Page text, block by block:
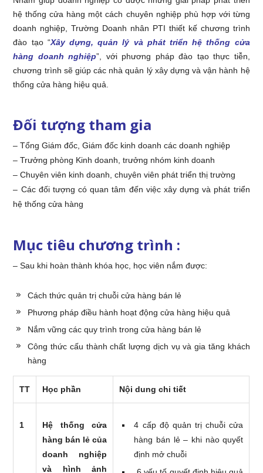
hệ thống cửa hàng một cách chuyên nghiệp phù hợp với từng
doanh nghiệp, Trường Doanh nhân PTI thiết kế chương trình
đào tạo “Xây dựng, quản lý và phát triển hệ thống cửa
hàng doanh nghiệp”, với phương pháp đào tạo thực tiễn,
chương trình sẽ giúp các nhà quản lý xây dựng và vận hành hệ
thống cửa hàng hiệu quả.
Đối tượng tham gia
– Tổng Giám đốc, Giám đốc kinh doanh các doanh nghiệp
– Trưởng phòng Kinh doanh, trưởng nhóm kinh doanh
– Chuyên viên kinh doanh, chuyên viên phát triển thị trường
– Các đối tượng có quan tâm đến việc xây dựng và phát triển
hệ thống cửa hàng
Mục tiêu chương trình :
– Sau khi hoàn thành khóa học, học viên nắm được:
Cách thức quản trị chuỗi cửa hàng bán lẻ
Phương pháp điều hành hoạt động cửa hàng hiệu quả
Nắm vững các quy trình trong cửa hàng bán lẻ
Công thức cấu thành chất lượng dịch vụ và gia tăng khách
hàng
TT Học phần Nội dung chi tiết
1
Hệ thống cửa
hàng bán lẻ của
doanh nghiệp
và hình ảnh
4 cấp độ quản trị chuỗi cửa
hàng bán lẻ – khi nào quyết
định mở chuỗi